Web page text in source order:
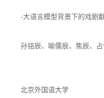
-大语言模型背景下的戏剧
孙铭辰、喻儒辰、焦辰、
北京外国语大学